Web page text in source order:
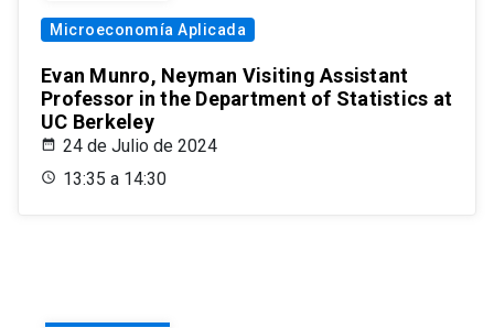
Microeconomía Aplicada
Evan Munro, Neyman Visiting Assistant
Professor in the Department of Statistics at
UC Berkeley
24 de Julio de 2024
13:35 a 14:30